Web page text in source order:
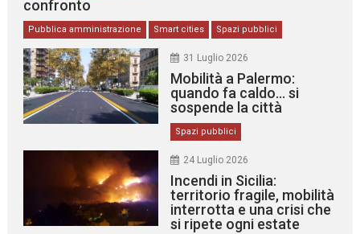
confronto
Pubblica amministrazione Smart cities Spazi pubblici
31 Luglio 2026
Mobilità a Palermo:
quando fa caldo… si
sospende la città
Spazi pubblici
24 Luglio 2026
Incendi in Sicilia:
territorio fragile, mobilità
interrotta e una crisi che
si ripete ogni estate